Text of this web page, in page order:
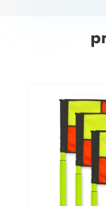
Obiettivo
Visualizza